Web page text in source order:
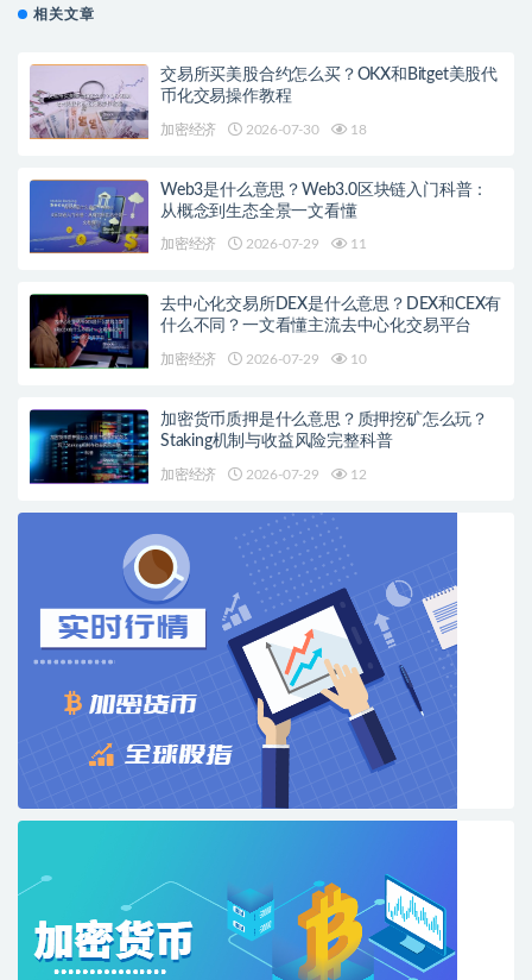
相关文章
交易所买美股合约怎么买？OKX和Bitget美股代
币化交易操作教程
加密经济 2026-07-30 18
Web3是什么意思？Web3.0区块链入门科普：
从概念到生态全景一文看懂
加密经济 2026-07-29 11
去中心化交易所DEX是什么意思？DEX和CEX有
什么不同？一文看懂主流去中心化交易平台
加密经济 2026-07-29 10
加密货币质押是什么意思？质押挖矿怎么玩？
Staking机制与收益风险完整科普
加密经济 2026-07-29 12